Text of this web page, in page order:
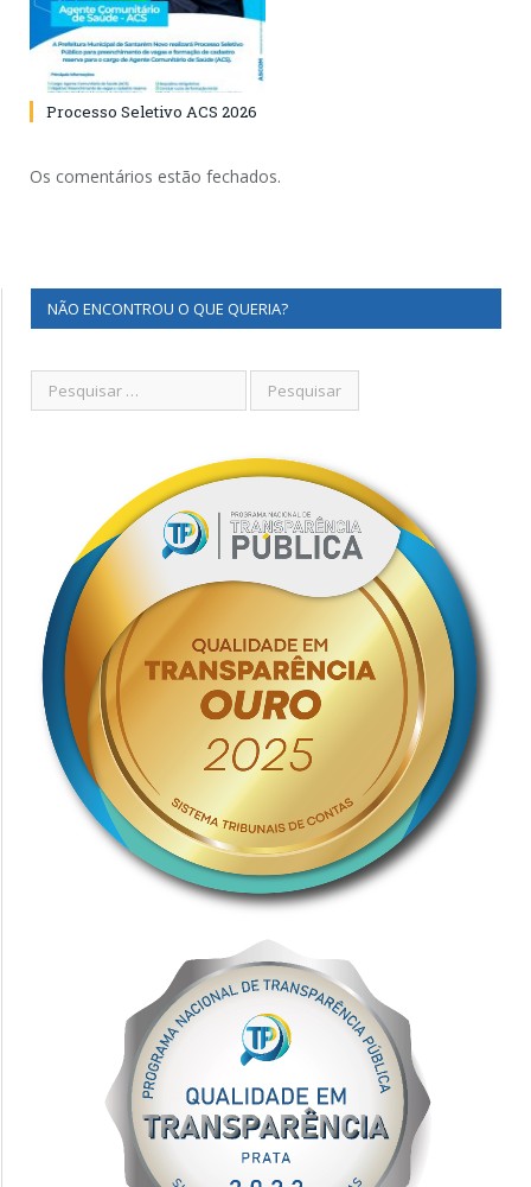
Processo Seletivo ACS 2026
Os comentários estão fechados.
NÃO ENCONTROU O QUE QUERIA?